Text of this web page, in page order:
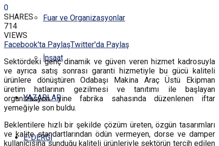
Fuar ve Organizasyonlar
İnşaat
YAZARLAR
E-DERGİ
0
SHARES
714
VIEWS
Facebook'ta PaylaşTwitter'da Paylaş
Sektördeki genç dinamik ve güven veren hizmet kadrosuyla
ve ayrıca satış sonrası garanti hizmetiyle bu gücü kaliteli
ürünlere dönüştüren Odabaşı Makina Araç Üstü Ekipman
üretim hatlarının gezilmesi ve tanıtımı ile başlayan
organizasyon yine fabrika sahasında düzenlenen iftar
yemeğiyle son buldu.
Beklentilere hızlı bir şekilde çözüm üreten, özgün tasarımları
ve kalite standartlarından ödün vermeyen, dorse ve damper
kullanıcısına sunduğu kaliteli ürünleriyle sektörün tercih edilen